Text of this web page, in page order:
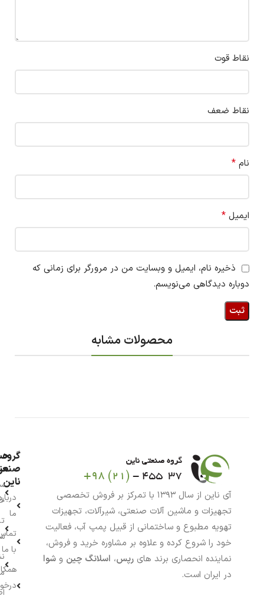
نقاط قوت
نقاط ضعف
نام *
ایمیل *
ذخیره نام، ایمیل و وبسایت من در مرورگر برای زمانی که
دوباره دیدگاهی می‌نویسم.
محصولات مشابه
آی ناین از سال ۱۳۹۳ با تمرکز بر فروش تخصصی
تجهیزات و ماشین آلات صنعتی، شیرآلات، تجهیزات
تهویه مطبوع و ساختمانی از قبیل پمپ آب، فعالیت
خود را شروع کرده و علاوه بر مشاوره خرید و فروش،
نماینده انحصاری برند های رپس، اسلانگ چین و شوا
در ایران است.
گروه
ناین
ما
با ما